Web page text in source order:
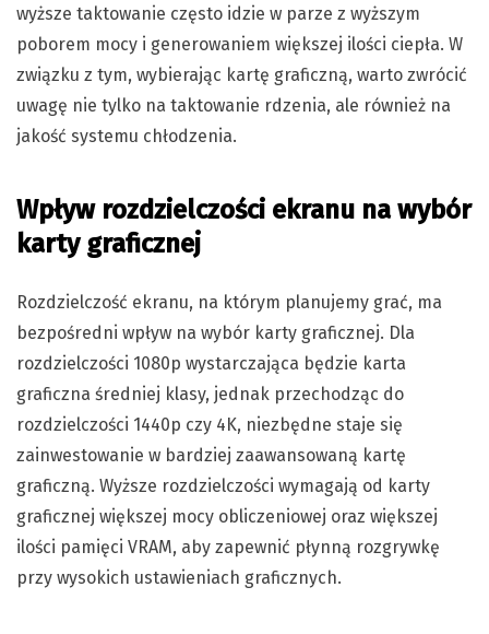
wyższe taktowanie często idzie w parze z wyższym
poborem mocy i generowaniem większej ilości ciepła. W
związku z tym, wybierając kartę graficzną, warto zwrócić
uwagę nie tylko na taktowanie rdzenia, ale również na
jakość systemu chłodzenia.
Wpływ rozdzielczości ekranu na wybór
karty graficznej
Rozdzielczość ekranu, na którym planujemy grać, ma
bezpośredni wpływ na wybór karty graficznej. Dla
rozdzielczości 1080p wystarczająca będzie karta
graficzna średniej klasy, jednak przechodząc do
rozdzielczości 1440p czy 4K, niezbędne staje się
zainwestowanie w bardziej zaawansowaną kartę
graficzną. Wyższe rozdzielczości wymagają od karty
graficznej większej mocy obliczeniowej oraz większej
ilości pamięci VRAM, aby zapewnić płynną rozgrywkę
przy wysokich ustawieniach graficznych.